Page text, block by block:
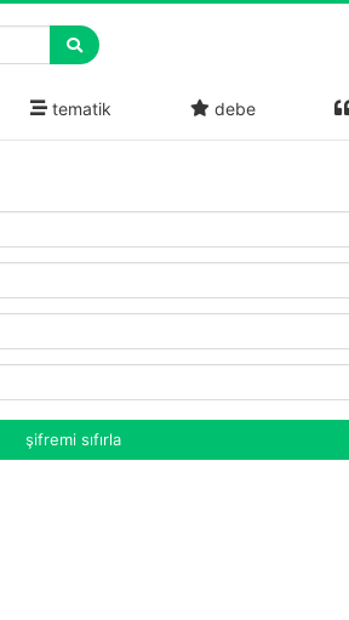
tematik debe
şifremi sıfırla